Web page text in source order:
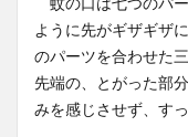
ように先がギザギザ
のパーツを合わせた
先端の、とがった部
みを感じさせず、す